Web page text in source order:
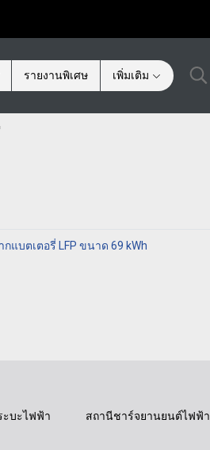
รายงานพิเศษ เพิ่มเติม
แบตเตอรี่ LFP ขนาด 69 kWh
ะบะไฟฟ้า สถานีชาร์จยานยนต์ไฟฟ้า